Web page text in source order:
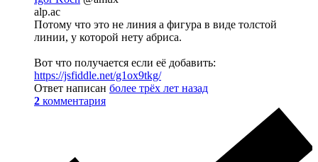
alp.ac
Потому что это не линия а фигура в виде толстой
линии, у которой нету абриса.
Вот что получается если её добавить:
https://jsfiddle.net/g1ox9tkg/
Ответ написан более трёх лет назад
2 комментария